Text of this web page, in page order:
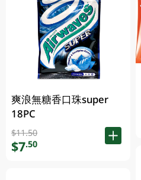
爽浪無糖香口珠super
18PC
$11.50
$7.50